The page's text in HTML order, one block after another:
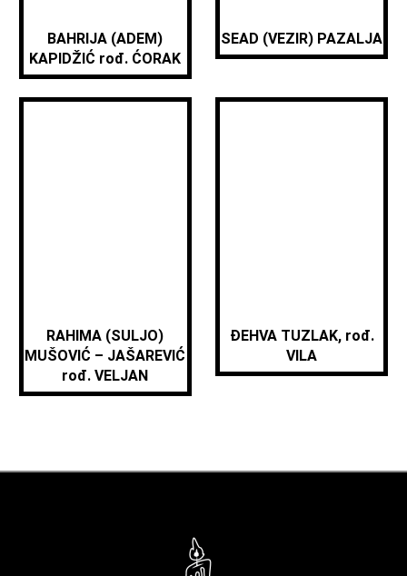
BAHRIJA (ADEM)
KAPIDŽIĆ rođ. ĆORAK
SEAD (VEZIR) PAZALJA
RAHIMA (SULJO)
MUŠOVIĆ – JAŠAREVIĆ
rođ. VELJAN
ĐEHVA TUZLAK, rođ.
VILA